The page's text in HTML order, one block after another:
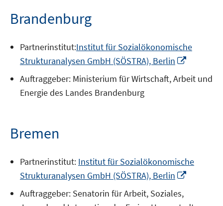
Brandenburg
Partnerinstitut:Institut für Sozialökonomische
Strukturanalysen GmbH (SÖSTRA), Berlin
Fenster
Auftraggeber: Ministerium für Wirtschaft, Arbeit und
Energie des Landes Brandenburg
Bremen
Partnerinstitut: Institut für Sozialökonomische
Strukturanalysen GmbH (SÖSTRA), Berlin
Auftraggeber: Senatorin für Arbeit, Soziales,